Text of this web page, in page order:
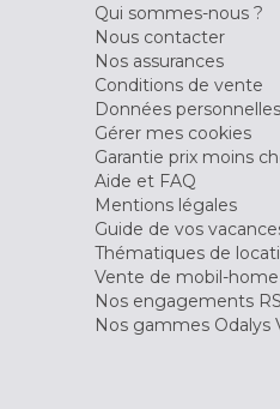
Qui sommes-nous ?
Nous contacter
Nos assurances
Conditions de vente
Données personnelles
Gérer mes cookies
Garantie prix moins
Aide et FAQ
Mentions légales
Guide de vos
Thématiques de
Vente de mobil-home
Nos engagements
Nos gammes Odalys